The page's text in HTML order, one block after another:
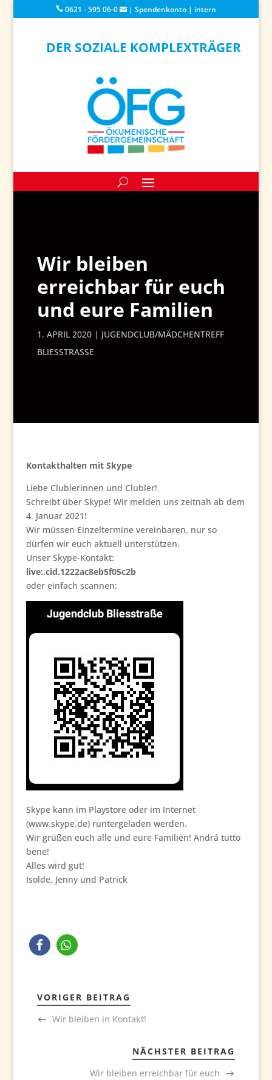
0621 - 595 06-0 | Spendenkonto| intern
DER SOZIALE KOMPLEXTRÄGER
Wir bleiben
erreichbar für euch
und eure Familien
1. APRIL 2020
JUGENDCLUB/MÄDCHENTREFF
BLIESSTRASSE
Kontakthalten mit Skype
Liebe Clublerinnen und Clubler!
Schreibt über Skype! Wir melden uns zeitnah ab dem
4. Januar 2021!
Wir müssen Einzeltermine vereinbaren, nur so
dürfen wir euch aktuell unterstützen.
Unser Skype-Kontakt:
live:.cid.1222ac8eb5f05c2b
oder einfach scannen:
Skype kann im Playstore oder im Internet
(www.skype.de) runtergeladen werden.
Wir grüßen euch alle und eure Familien! Andrá tutto
bene!
Alles wird gut!
Isolde, Jenny und Patrick
VORIGER BEITRAG
Wir bleiben in Kontakt!
NÄCHSTER BEITRAG
Wir bleiben erreichbar für euch